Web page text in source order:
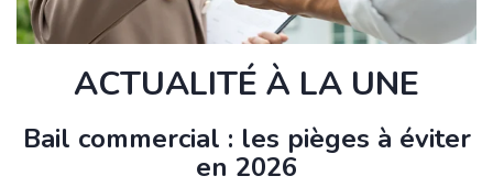
ACTUALITÉ À LA UNE
Bail commercial : les pièges à éviter
en 2026